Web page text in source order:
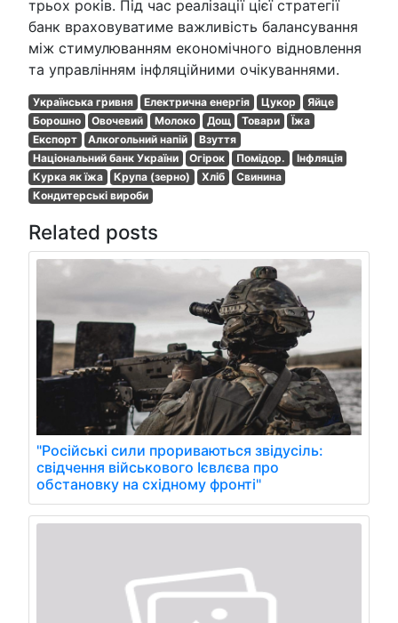
трьох років. Під час реалізації цієї стратегії
банк враховуватиме важливість балансування
між стимулюванням економічного відновлення
та управлінням інфляційними очікуваннями.
Українська гривня Електрична енергія Цукор
Яйце
Борошно
Овочевий Молоко Дощ Товари
Їжа
Експорт
Алкогольний напій
Взуття
Національний банк України
Огірок Помідор.
Інфляція
Курка як їжа
Крупа (зерно) Хліб
Свинина
Кондитерські вироби
Related posts
"Російські сили прориваються звідусіль:
свідчення військового Ієвлєва про
обстановку на східному фронті"